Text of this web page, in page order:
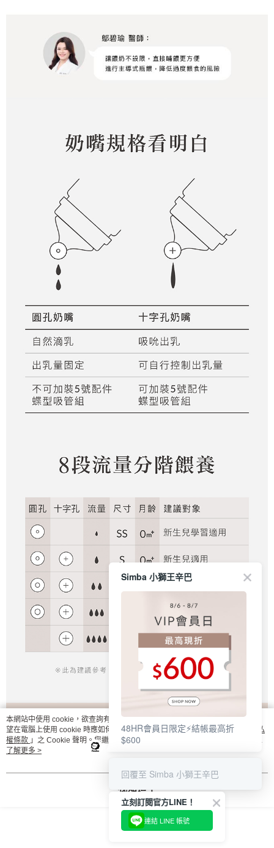
本網站中使用 cookie，欲查詢有關本網站使用 cookie 方式之詳情，及若您不希
望在電腦上使用 cookie 時應如何變更電腦的 cookie 設定，請參閱本網站「
隱私
權條款 」之 Cookie 聲明。您繼續使用本網站即表示您同意本公司得按本網站使
用條款之 Cookie 聲明使用 cookie。
了解更多 >
我知道了
Simba 小獅王辛巴
48HR會員日限定⚡結帳最高折
$600
回覆至 Simba 小獅王辛巴
立刻訂閱官方LINE！
連結 LINE 帳號